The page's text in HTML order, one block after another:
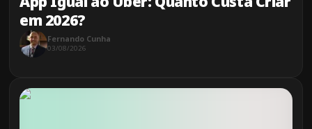
em 2026?
Fernando Cunha
03/08/2026